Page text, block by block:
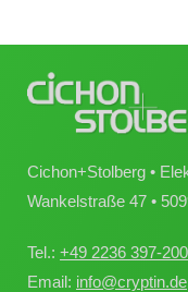
Cichon+Stolberg •
Wankelstraße 47 •
Tel.: +49 2236 397-200
Email: info@cryptin.de